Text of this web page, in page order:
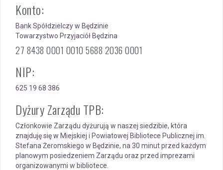
Konto:
Bank Spółdzielczy w Będzinie
Towarzystwo Przyjaciół Będzina
27 8438 0001 0010 5688 2036 0001
NIP:
625 19 68 386
Dyżury Zarządu TPB:
Członkowie Zarządu dyżurują w naszej siedzibie, która
znajduję się w Miejskiej i Powiatowej Bibliotece Publicznej im.
Stefana Żeromskiego w Będzinie, na 30 minut przed każdym
planowym posiedzeniem Zarządu oraz przed imprezami
organizowanymi w bibliotece.